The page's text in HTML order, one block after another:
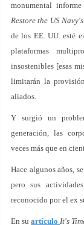
monumental
Restore the US
de los EE. UU. esté
plataformas
insostenibles [esas
limitarán la
aliados.
Y surgió un
generación, las
veces más que en
Hace algunos años,
pero sus
reconocido por el ex
En suartículoIt's